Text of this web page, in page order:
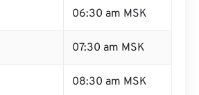
06:30 am MSK
07:30 am MSK
08:30 am MSK